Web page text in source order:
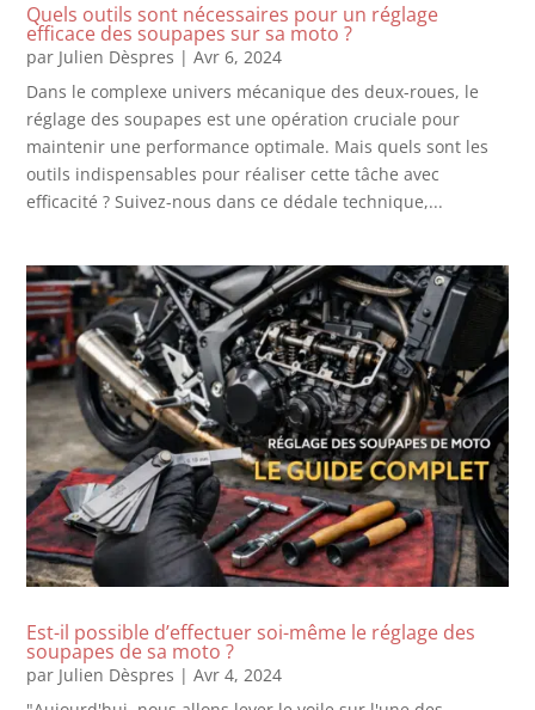
Quels outils sont nécessaires pour un réglage
efficace des soupapes sur sa moto ?
par Julien Dèspres |Avr 6, 2024
Dans le complexe univers mécanique des deux-roues, le
réglage des soupapes est une opération cruciale pour
maintenir une performance optimale. Mais quels sont les
outils indispensables pour réaliser cette tâche avec
efficacité ? Suivez-nous dans ce dédale technique,...
Est-il possible d’effectuer soi-même le réglage des
soupapes de sa moto ?
par Julien Dèspres |Avr 4, 2024